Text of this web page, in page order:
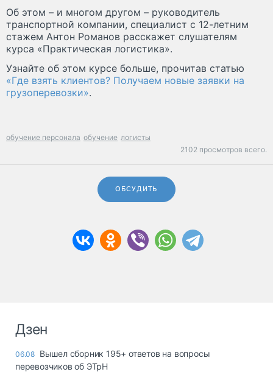
Об этом – и многом другом – руководитель
транспортной компании, специалист с 12-летним
стажем Антон Романов расскажет слушателям
курса «Практическая логистика».
Узнайте об этом курсе больше, прочитав статью
«Где взять клиентов? Получаем новые заявки на
грузоперевозки».
обучение персонала обучение логисты
2102 просмотров всего.
ОБСУДИТЬ
Дзен
06.08 Вышел сборник 195+ ответов на вопросы
перевозчиков об ЭТрН